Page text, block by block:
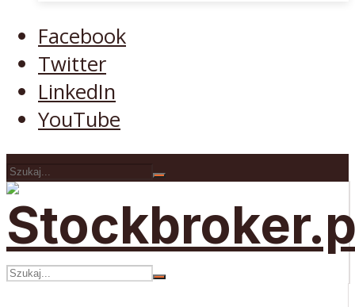
YouTube
Facebook
Twitter
LinkedIn
YouTube